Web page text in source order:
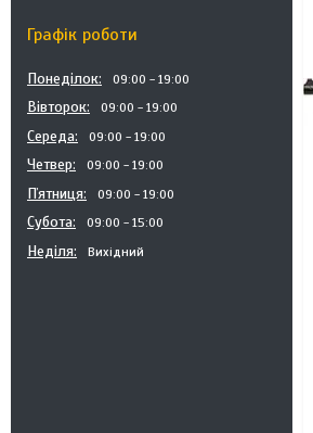
Графік роботи
Понеділок 09:00 19:00
Вівторок 09:00 19:00
Середа 09:00 19:00
Четвер 09:00 19:00
Пʼятниця 09:00 19:00
Субота 09:00 15:00
Неділя Вихідний